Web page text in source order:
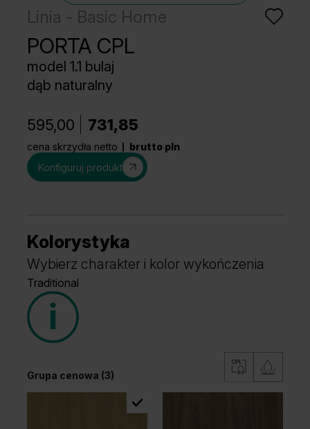
Linia - Basic Home
PORTA CPL
model 1.1 bulaj
dąb naturalny
595,00 731,85
cena skrzydła netto
brutto pln
Konfiguruj produkt
Kolorystyka
Wybierz charakter i kolor wykończenia
Traditional
Grupa cenowa (3)